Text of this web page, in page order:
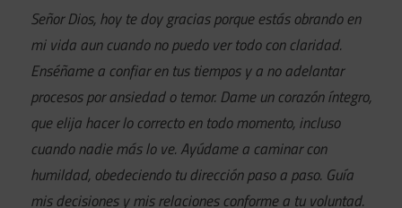
Señor Dios, hoy te doy gracias porque estás obrando en
mi vida aun cuando no puedo ver todo con claridad.
Enséñame a confiar en tus tiempos y a no adelantar
procesos por ansiedad o temor. Dame un corazón íntegro,
que elija hacer lo correcto en todo momento, incluso
cuando nadie más lo ve. Ayúdame a caminar con
humildad, obedeciendo tu dirección paso a paso. Guía
mis decisiones y mis relaciones conforme a tu voluntad.